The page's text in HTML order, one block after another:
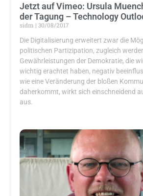
Jetzt auf Vimeo: Ursula
der Tagung – Technology
sidm
30/08/2017
Die Digitalisierung erweitert zwar die
politischen Partizipation, zugleich
Gewährleistungen der Demokratie, die
wichtig erachtet haben, negativ
wie eine Veränderung der bloßen
daherkommt, wirkt sich einschneidend
aus.